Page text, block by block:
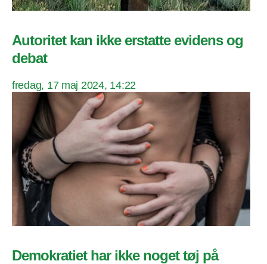
Autoritet kan ikke erstatte evidens og
debat
fredag, 17 maj 2024, 14:22
Demokratiet har ikke noget tøj på